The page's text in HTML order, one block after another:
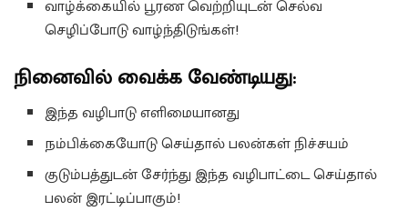
வாழ்க்கையில் பூரண வெற்றியுடன் செல்வ
செழிப்போடு வாழ்ந்திடுங்கள்!
நினைவில் வைக்க வேண்டியது:
இந்த வழிபாடு எளிமையானது
நம்பிக்கையோடு செய்தால் பலன்கள் நிச்சயம்
குடும்பத்துடன் சேர்ந்து இந்த வழிபாட்டை செய்தால்
பலன் இரட்டிப்பாகும்!